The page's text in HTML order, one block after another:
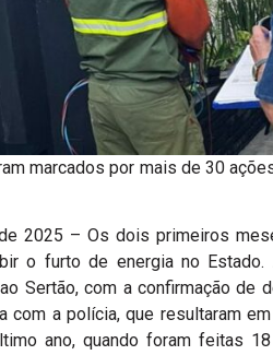
marcados por mais de 30
2025 – Os dois primeiros
o furto de energia no
Sertão, com a confirmação
com a polícia, que resultaram
ano, quando foram feitas